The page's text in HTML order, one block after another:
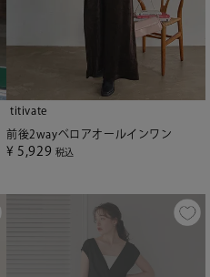
titivate
前後2wayベロアオールインワン
¥ 5,929 税込